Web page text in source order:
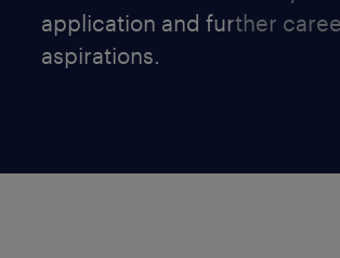
application and further
aspirations.